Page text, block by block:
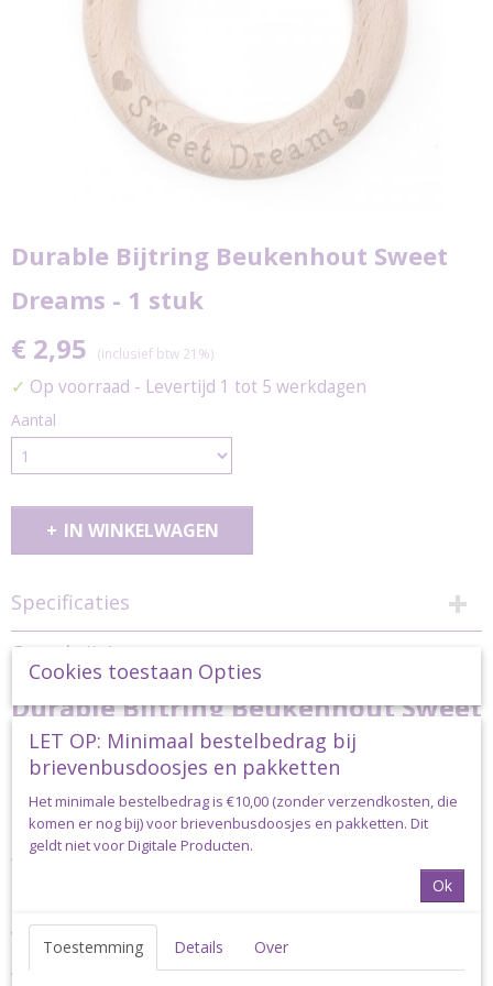
Durable Bijtring Beukenhout Sweet
Dreams - 1 stuk
€ 2,95 (inclusief btw 21%)
✓ Op voorraad - Levertijd 1 tot 5 werkdagen
Aantal
IN WINKELWAGEN
Specificaties
Productcode
durable-bijtring-sweet
Omschrijving
Durable Bijtring Beukenhout Sweet
Dreams - 1 stuk
De bijtringen zijn van beukenhout en babyproof.
Deze bijtringen voldoen aan de huidige strenge veiligheidseisen.
Afmeting: 7 cm
Verzending
Verzending binnen Nederland:
Cookies toestaan Opties
LET OP: Minimaal bestelbedrag bij
brievenbusdoosjes en pakketten
Het minimale bestelbedrag is €10,00 (zonder verzendkosten, die
komen er nog bij) voor brievenbusdoosjes en pakketten. Dit
geldt niet voor Digitale Producten.
Ok
Toestemming Details Over